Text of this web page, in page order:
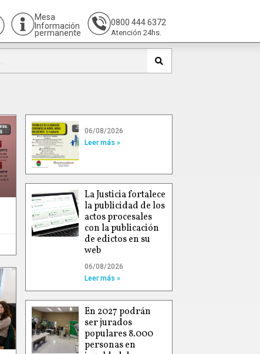
Mesa
Información
permanente
0800 444 6372
Atención 24hs.
06/08/2026
Leer más »
La Justicia fortalece
la publicidad de los
actos procesales
con la publicación
de edictos en su
web
06/08/2026
Leer más »
En 2027 podrán
ser jurados
populares 8.000
personas en